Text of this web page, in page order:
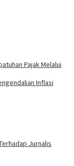
Pajak Melalui
Inflasi
Jurnalis